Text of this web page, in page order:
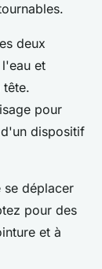
deux
et
tête.
pour
dispositif
se déplacer
pour des
et à